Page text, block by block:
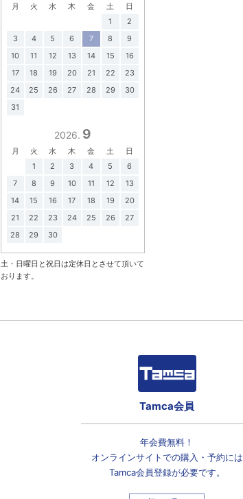
月 火 水 木 金 土
日
1
2
3
4 5 6 7 8
9
10
11 12 13 14 15
16
17
18 19 20 21 22
23
24
25 26 27 28 29
30
31
2026. 9
月 火 水 木 金 土
日
1
2 3 4 5
6
7
8 9 10 11 12
13
14
15 16 17 18 19
20
21
22 23 24 25 26
27
28
29 30
土・日曜日と祝日は定休日とさせて頂いて
おります。
Tamca会員
年会費無料！
オンラインサイトでの購入・予約には
Tamca会員登録が必要です。